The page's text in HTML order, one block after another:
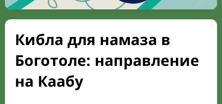
Кибла для намаза в
Боготоле: направление
на Каабу